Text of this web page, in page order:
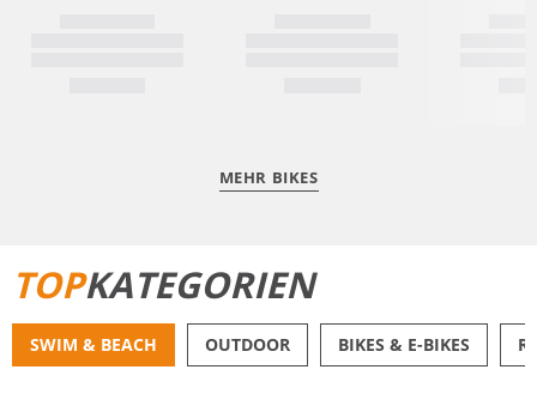
MEHR BIKES
TOPKATEGORIEN
SWIM & BEACH OUTDOOR BIKES & E-BIKES